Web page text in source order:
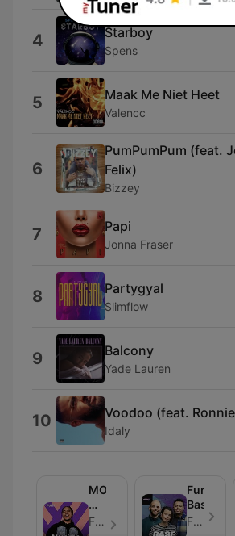
4 Starboy
Spens
5 Maak Me Niet Heet
Valencc
6
PumPumPum (feat.
Felix)
Bizzey
7 Papi
Jonna Fraser
8 Partygyal
Slimflow
9 Balcony
Yade Lauren
10 Voodoo (feat.
Idaly
MOREIRA’S
MANSION
ONFunX - Folge 384
FunX
Base
FunX - Folge 235